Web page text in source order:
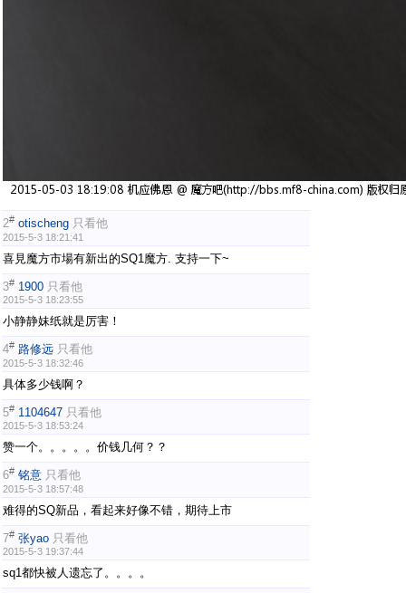
2# otischeng 只看他
2015-5-3 18:21:41
喜見魔方市場有新出的SQ1魔方. 支持一下~
3# 1900 只看他
2015-5-3 18:23:55
小静静妹纸就是厉害！
4# 路修远 只看他
2015-5-3 18:32:46
具体多少钱啊？
5# 1104647 只看他
2015-5-3 18:53:24
赞一个。。。。。价钱几何？？
6# 铭意 只看他
2015-5-3 18:57:48
难得的SQ新品，看起来好像不错，期待上市
7# 张yao 只看他
2015-5-3 19:37:44
sq1都快被人遗忘了。。。。